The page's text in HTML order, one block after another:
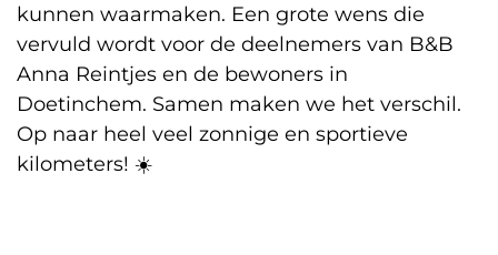
kunnen waarmaken. Een grote wens die
vervuld wordt voor de deelnemers van B&B
Anna Reintjes en de bewoners in
Doetinchem. Samen maken we het verschil.
Op naar heel veel zonnige en sportieve
kilometers! ☀️